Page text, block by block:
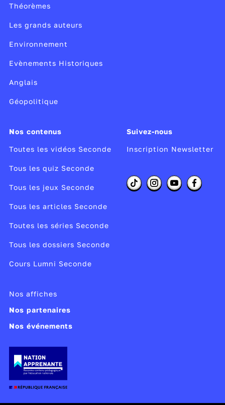
Théorèmes
Les grands auteurs
Environnement
Evènements Historiques
Anglais
Géopolitique
Nos contenus
Toutes les vidéos Seconde
Tous les quiz Seconde
Tous les jeux Seconde
Tous les articles Seconde
Toutes les séries Seconde
Tous les dossiers Seconde
Cours Lumni Seconde
Suivez-nous
Inscription Newsletter
Nos affiches
Nos partenaires
Nos événements